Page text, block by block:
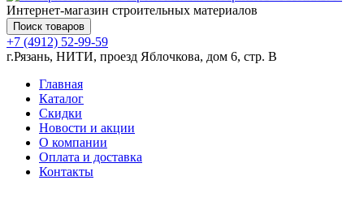
Интернет-магазин строительных материалов
Поиск товаров
+7 (4912) 52-99-59
г.Рязань, НИТИ, проезд Яблочкова, дом 6, стр. В
Главная
Каталог
Скидки
Новости и акции
О компании
Оплата и доставка
Контакты